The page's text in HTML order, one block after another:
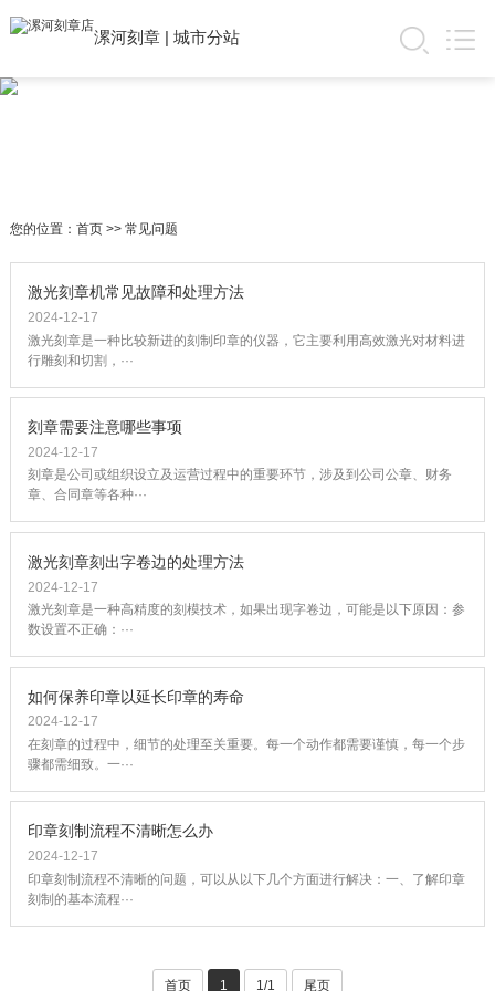
漯河刻章| 城市分站
您的位置： 首页>> 常见问题
激光刻章机常见故障和处理方法
2024-12-17
激光刻章是一种比较新进的刻制印章的仪器，它主要利用高效激光对材料进
行雕刻和切割，···
刻章需要注意哪些事项
2024-12-17
刻章是公司或组织设立及运营过程中的重要环节，涉及到公司公章、财务
章、合同章等各种···
激光刻章刻出字卷边的处理方法
2024-12-17
激光刻章是一种高精度的刻模技术，如果出现字卷边，可能是以下原因：参
数设置不正确：···
如何保养印章以延长印章的寿命
2024-12-17
在刻章的过程中，细节的处理至关重要。每一个动作都需要谨慎，每一个步
骤都需细致。一···
印章刻制流程不清晰怎么办
2024-12-17
印章刻制流程不清晰的问题，可以从以下几个方面进行解决：一、了解印章
刻制的基本流程···
首页 1 1/1 尾页